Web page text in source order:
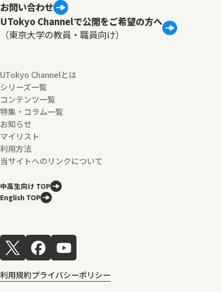
お問い合わせ
UTokyo Channelで公開をご希望の方へ
（東京大学の教員・職員向け）
UTokyo Channelとは
シリーズ一覧
コンテンツ一覧
特集・コラム一覧
お知らせ
マイリスト
利用方法
当サイトへのリンクについて
中高生向け TOP
English TOP
利用規約プライバシーポリシー